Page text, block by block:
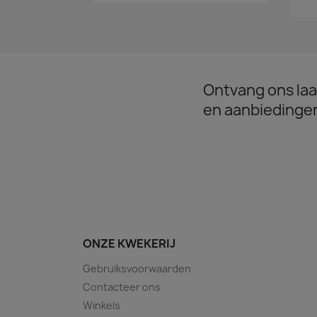
Ontvang ons
en
ONZE KWEKERIJ
Gebruiksvoorwaarden
Contacteer ons
Winkels